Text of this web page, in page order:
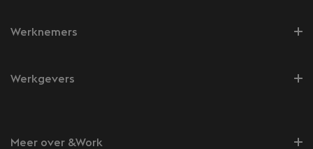
Werknemers
Werkgevers
Meer over &Work